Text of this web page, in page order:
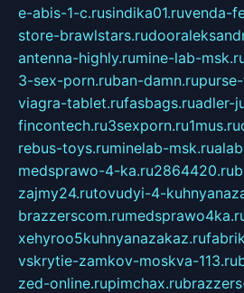
e-abis-1-c.rusindika01.ruvenda-
store-brawlstars.ru
antenna-highly.rumine-lab-
3-sex-porn.ruban-damn.ru
viagra-tablet.rufasbags.ruadler-
fincontech.ru3sexporn.ru1mus.ru
rebus-toys.ruminelab-msk.ru
medsprawo-4-ka.ru2864420.ru
zajmy24.rutovudyi-4-
brazzerscom.ru
xehyroo5kuhnyanazakaz.ru
vskrytie-zamkov-moskva-113.ru
zed-online.rupimchax.ru